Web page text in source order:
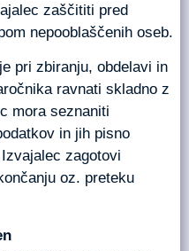
zaščititi pred
nepooblaščenih oseb.
pri zbiranju, obdelavi in
ravnati skladno z
mora seznaniti
in jih pisno
zagotovi
oz. preteku